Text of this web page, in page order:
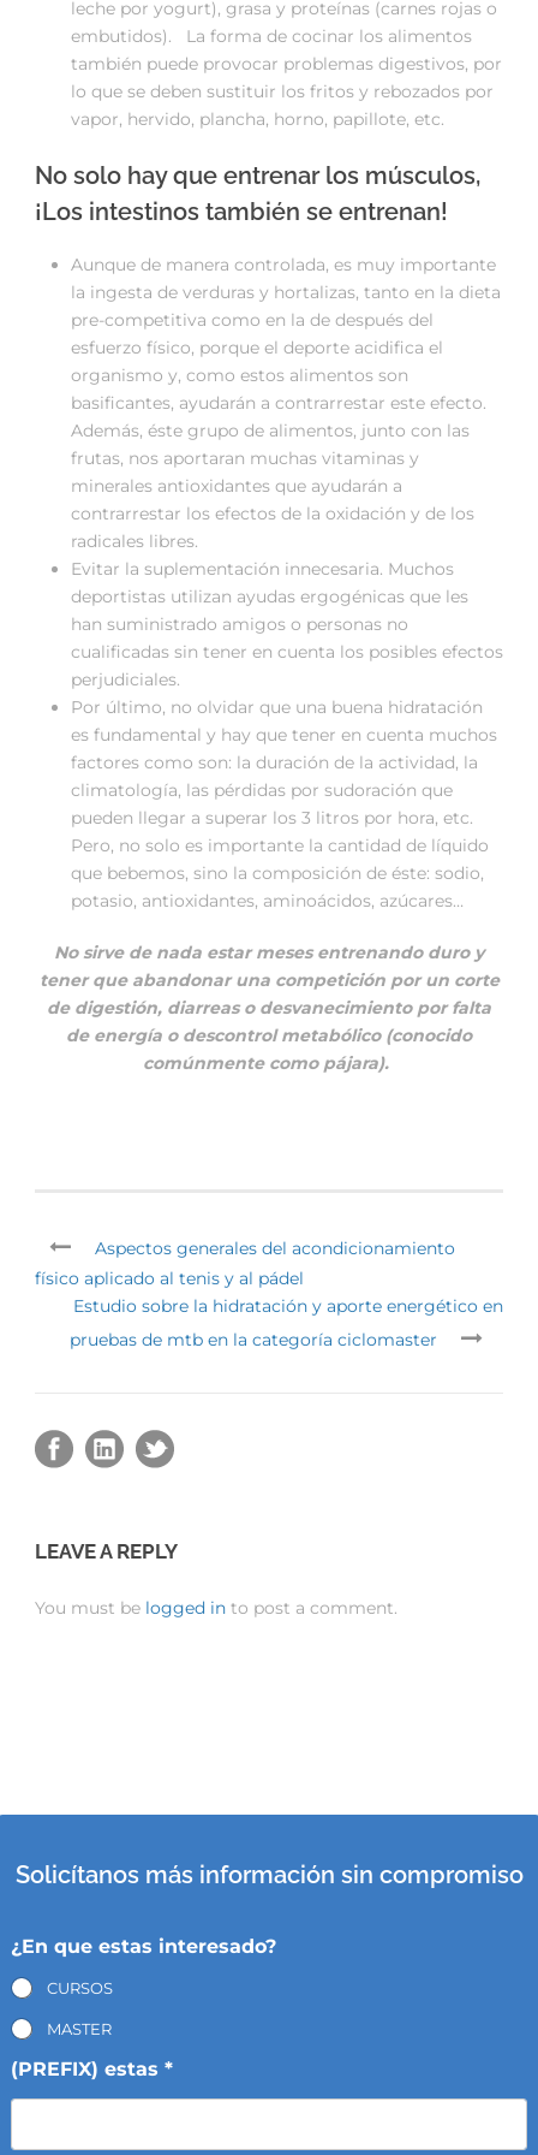
leche por yogurt), grasa y proteínas (carnes rojas o
embutidos). La forma de cocinar los alimentos
también puede provocar problemas digestivos, por
lo que se deben sustituir los fritos y rebozados por
vapor, hervido, plancha, horno, papillote, etc.
No solo hay que entrenar los músculos,
¡Los intestinos también se entrenan!
Aunque de manera controlada, es muy importante
la ingesta de verduras y hortalizas, tanto en la dieta
pre-competitiva como en la de después del
esfuerzo físico, porque el deporte acidifica el
organismo y, como estos alimentos son
basificantes, ayudarán a contrarrestar este efecto.
Además, éste grupo de alimentos, junto con las
frutas, nos aportaran muchas vitaminas y
minerales antioxidantes que ayudarán a
contrarrestar los efectos de la oxidación y de los
radicales libres.
Evitar la suplementación innecesaria. Muchos
deportistas utilizan ayudas ergogénicas que les
han suministrado amigos o personas no
cualificadas sin tener en cuenta los posibles efectos
perjudiciales.
Por último, no olvidar que una buena hidratación
es fundamental y hay que tener en cuenta muchos
factores como son: la duración de la actividad, la
climatología, las pérdidas por sudoración que
pueden llegar a superar los 3 litros por hora, etc.
Pero, no solo es importante la cantidad de líquido
que bebemos, sino la composición de éste: sodio,
potasio, antioxidantes, aminoácidos, azúcares…
No sirve de nada estar meses entrenando duro y
tener que abandonar una competición por un corte
de digestión, diarreas o desvanecimiento por falta
de energía o descontrol metabólico (conocido
comúnmente como pájara).
Aspectos generales del acondicionamiento
físico aplicado al tenis y al pádel
Estudio sobre la hidratación y aporte energético en
pruebas de mtb en la categoría ciclomaster
LEAVE A REPLY
You must be logged in to post a comment.
Solicítanos más información sin compromiso
¿En que estas interesado?
CURSOS
MASTER
(PREFIX) estas *